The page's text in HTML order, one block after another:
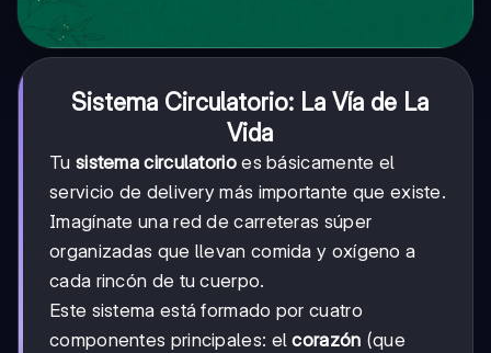
Sistema Circulatorio: La Vía de La
Vida
Tu sistema circulatorioes básicamente el
servicio de delivery más importante que existe.
Imagínate una red de carreteras súper
organizadas que llevan comida y oxígeno a
cada rincón de tu cuerpo.
Este sistema está formado por cuatro
componentes principales: elcorazón (que